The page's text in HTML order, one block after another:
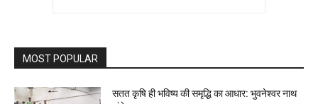
MOST POPULAR
सतत कृषि ही भविष्य की समृद्धि का आधार: भुवनेश्वर नाथ